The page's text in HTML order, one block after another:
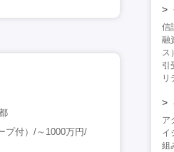
プ付）/～1000万円/
信
融
ス）
引
リ
ア
イ
組